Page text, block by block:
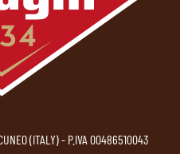
(ITALY) - P.IVA 00486510043